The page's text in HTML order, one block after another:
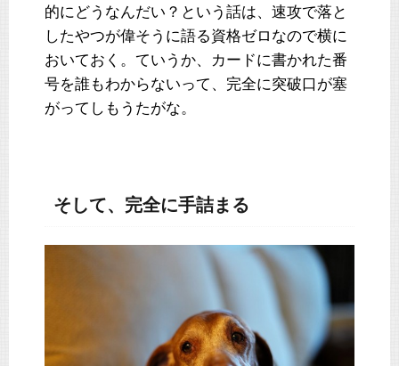
的にどうなんだい？という話は、速攻で落と
したやつが偉そうに語る資格ゼロなので横に
おいておく。ていうか、カードに書かれた番
号を誰もわからないって、完全に突破口が塞
がってしもうたがな。
そして、完全に手詰まる